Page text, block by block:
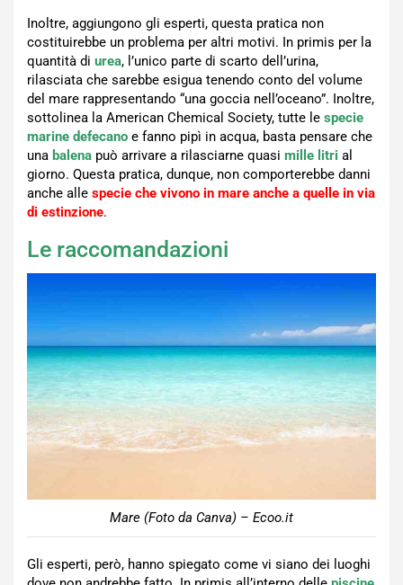
Inoltre, aggiungono gli esperti, questa pratica non
costituirebbe un problema per altri motivi. In primis per la
quantità di urea, l’unico parte di scarto dell’urina,
rilasciata che sarebbe esigua tenendo conto del volume
del mare rappresentando “una goccia nell’oceano”. Inoltre,
sottolinea la American Chemical Society, tutte le specie
marine defecano e fanno pipì in acqua, basta pensare che
una balena può arrivare a rilasciarne quasi mille litri al
giorno. Questa pratica, dunque, non comporterebbe danni
anche alle specie che vivono in mare anche a quelle in via
di estinzione.
Le raccomandazioni
Mare (Foto da Canva) – Ecoo.it
Gli esperti, però, hanno spiegato come vi siano dei luoghi